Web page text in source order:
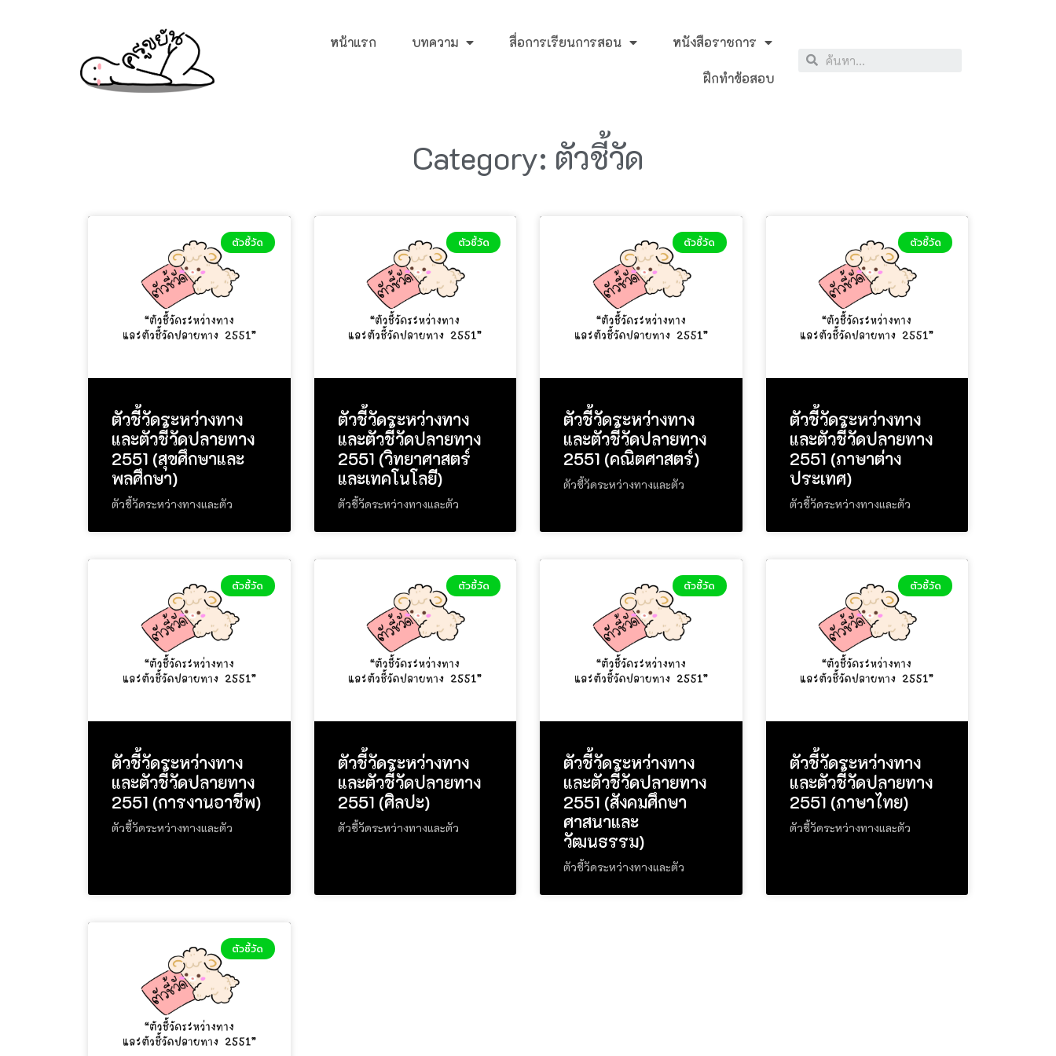
หน้าแรก บทความ สื่อการเรียนการสอน หนังสือราชการ
ฝึกทำข้อสอบ
Category: ตัวชี้วัด
ตัวชี้วัด
ตัวชี้วัดระหว่างทาง
และตัวชี้วัดปลายทาง
2551 (สุขศึกษาและ
พลศึกษา)
ตัวชี้วัดระหว่างทางและตัว
ตัวชี้วัด
ตัวชี้วัดระหว่างทาง
และตัวชี้วัดปลายทาง
2551 (วิทยาศาสตร์
และเทคโนโลยี)
ตัวชี้วัดระหว่างทางและตัว
ตัวชี้วัด
ตัวชี้วัดระหว่างทาง
และตัวชี้วัดปลายทาง
2551 (คณิตศาสตร์)
ตัวชี้วัดระหว่างทางและตัว
ตัวชี้วัด
ตัวชี้วัดระหว่างทาง
และตัวชี้วัดปลายทาง
2551 (ภาษาต่าง
ประเทศ)
ตัวชี้วัดระหว่างทางและตัว
ตัวชี้วัด
ตัวชี้วัดระหว่างทาง
และตัวชี้วัดปลายทาง
2551 (การงานอาชีพ)
ตัวชี้วัดระหว่างทางและตัว
ตัวชี้วัด
ตัวชี้วัดระหว่างทาง
และตัวชี้วัดปลายทาง
2551 (ศิลปะ)
ตัวชี้วัดระหว่างทางและตัว
ตัวชี้วัด
ตัวชี้วัดระหว่างทาง
และตัวชี้วัดปลายทาง
2551 (สังคมศึกษา
ศาสนาและ
วัฒนธรรม)
ตัวชี้วัดระหว่างทางและตัว
ตัวชี้วัด
ตัวชี้วัดระหว่างทาง
และตัวชี้วัดปลายทาง
2551 (ภาษาไทย)
ตัวชี้วัดระหว่างทางและตัว
ตัวชี้วัด